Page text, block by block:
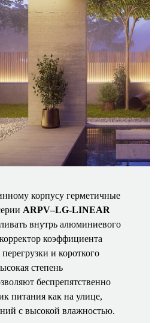
корпусу герметичные
ARPV–LG-LINEAR
внутрь алюминиевого
коэффициента
и короткого
степень
беспрепятственно
питания как на улице,
с высокой влажностью.